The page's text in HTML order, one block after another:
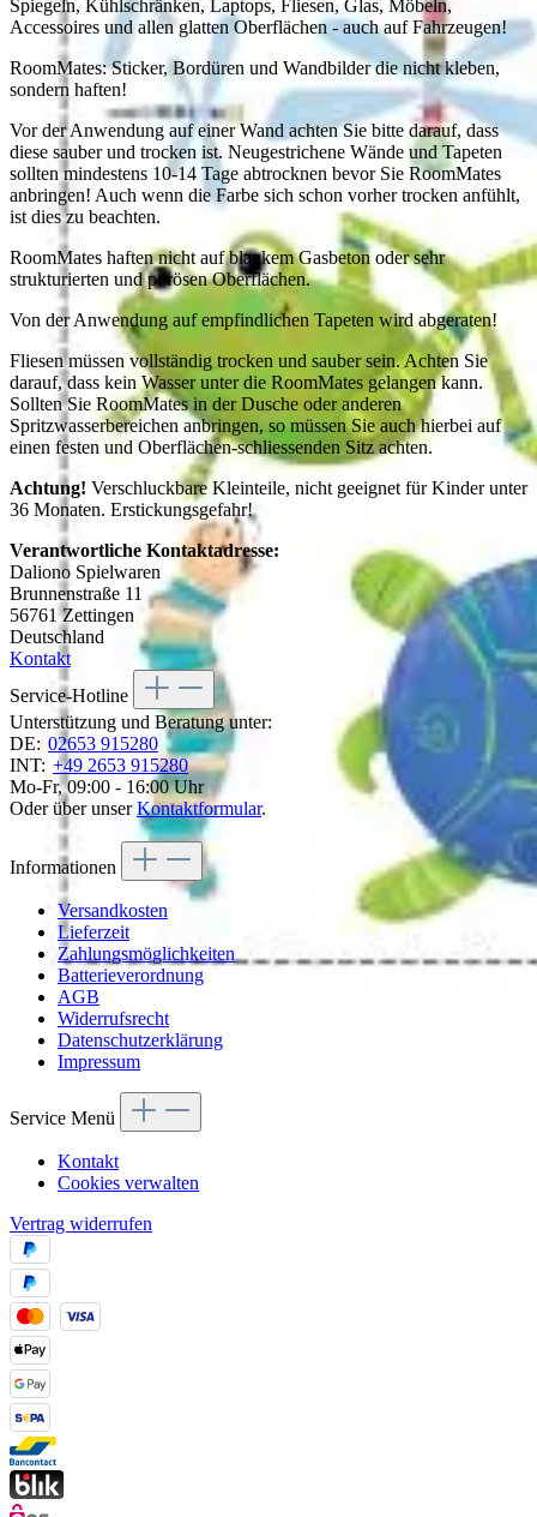
Spiegeln, Kühlschränken, Laptops, Fliesen, Glas, Möbeln,
Accessoires und allen glatten Oberflächen - auch auf Fahrzeugen!
RoomMates: Sticker, Bordüren und Wandbilder die nicht kleben,
sondern haften!
Vor der Anwendung auf einer Wand achten Sie bitte darauf, dass
diese sauber und trocken ist. Neugestrichene Wände und Tapeten
sollten mindestens 10-14 Tage abtrocknen bevor Sie RoomMates
anbringen! Auch wenn die Farbe sich schon vorher trocken anfühlt,
ist dies zu beachten.
RoomMates haften nicht auf blankem Gasbeton oder sehr
strukturierten und porösen Oberflächen.
Von der Anwendung auf empfindlichen Tapeten wird abgeraten!
Fliesen müssen vollständig trocken und sauber sein. Achten Sie
darauf, dass kein Wasser unter die RoomMates gelangen kann.
Sollten Sie RoomMates in der Dusche oder anderen
Spritzwasserbereichen anbringen, so müssen Sie auch hierbei auf
einen festen und Oberflächen-schliessenden Sitz achten.
Achtung! Verschluckbare Kleinteile, nicht geeignet für Kinder unter
36 Monaten. Erstickungsgefahr!
Verantwortliche Kontaktadresse:
Daliono Spielwaren
Brunnenstraße 11
56761 Zettingen
Deutschland
Kontakt
Service-Hotline
Unterstützung und Beratung unter:
DE: 02653 915280
INT: +49 2653 915280
Mo-Fr, 09:00 - 16:00 Uhr
Oder über unserKontaktformular.
Informationen
Versandkosten
Lieferzeit
Zahlungsmöglichkeiten
Batterieverordnung
AGB
Widerrufsrecht
Datenschutzerklärung
Impressum
Service Menü
Kontakt
Cookies verwalten
Vertrag widerrufen